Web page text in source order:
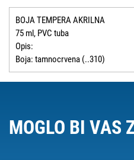
BOJA TEMPERA AKRILNA
75 ml, PVC tuba
Opis:
Boja: tamnocrvena (..310)
MOGLO BI VAS